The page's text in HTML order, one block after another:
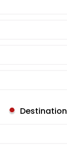
Destination